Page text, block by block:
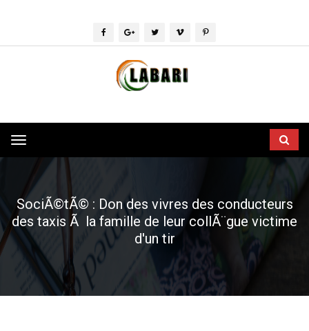
Toggle
navigation
SociÃ©tÃ© : Don des vivres des conducteurs
des taxis Ã la famille de leur collÃ¨gue victime
d'un tir